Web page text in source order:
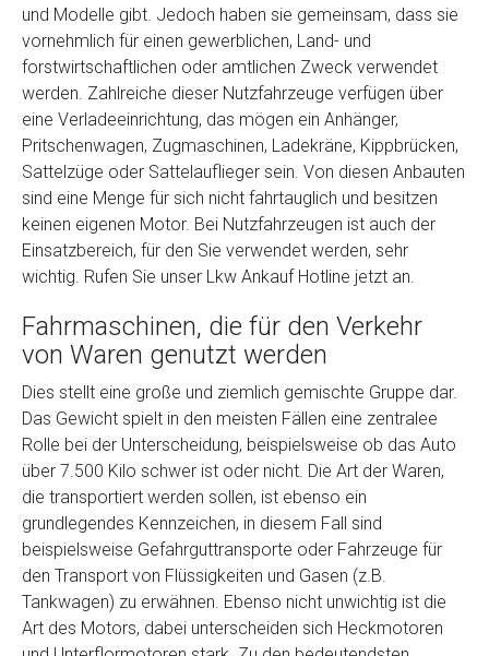
Model *
Baujahr
Getriebe
Bekannte Schäden
Kilometerstand
Preisvorstellung
Name*
Telefon
Email
und Modelle gibt. Jedoch haben sie gemeinsam, dass sie
vornehmlich für einen gewerblichen, Land- und
forstwirtschaftlichen oder amtlichen Zweck verwendet
werden. Zahlreiche dieser Nutzfahrzeuge verfügen über
eine Verladeeinrichtung, das mögen ein Anhänger,
Pritschenwagen, Zugmaschinen, Ladekräne, Kippbrücken,
Sattelzüge oder Sattelauflieger sein. Von diesen Anbauten
sind eine Menge für sich nicht fahrtauglich und besitzen
keinen eigenen Motor. Bei Nutzfahrzeugen ist auch der
Einsatzbereich, für den Sie verwendet werden, sehr
wichtig. Rufen Sie unser Lkw Ankauf Hotline jetzt an.
Fahrmaschinen, die für den Verkehr
von Waren genutzt werden
Dies stellt eine große und ziemlich gemischte Gruppe dar.
Das Gewicht spielt in den meisten Fällen eine zentralee
Rolle bei der Unterscheidung, beispielsweise ob das Auto
über 7.500 Kilo schwer ist oder nicht. Die Art der Waren,
die transportiert werden sollen, ist ebenso ein
grundlegendes Kennzeichen, in diesem Fall sind
beispielsweise Gefahrguttransporte oder Fahrzeuge für
den Transport von Flüssigkeiten und Gasen (z.B.
Tankwagen) zu erwähnen. Ebenso nicht unwichtig ist die
Art des Motors, dabei unterscheiden sich Heckmotoren